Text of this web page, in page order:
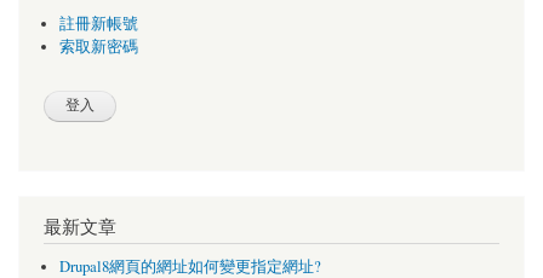
註冊新帳號
索取新密碼
最新文章
Drupal8網頁的網址如何變更指定網址?